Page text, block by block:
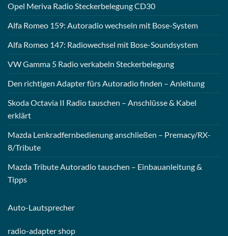
Opel Meriva Radio Steckerbelegung CD30
Alfa Romeo 159: Autoradio wechseln mit Bose-System
Alfa Romeo 147: Radiowechsel mit Bose-Soundsystem
VW Gamma 5 Radio verkabeln Steckerbelegung
Den richtigen Adapter fürs Autoradio finden – Anleitung
Skoda Octavia II Radio tauschen – Anschlüsse & Kabel
erklärt
Mazda Lenkradfernbedienung anschließen – Premacy/RX-
8/Tribute
Mazda Tribute Autoradio tauschen – Einbauanleitung &
Tipps
Auto-Lautsprecher
radio-adapter shop